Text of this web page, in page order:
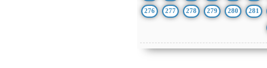
276 277 278 279 280 281